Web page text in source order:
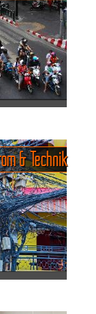
Reisenden
es sein soll:
sicher
Url...
Touristen.
ist.
& Technik